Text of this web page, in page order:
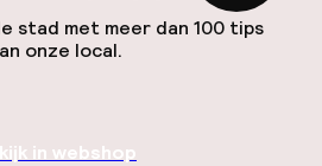
stad met meer dan 100 tips
onze local.
in webshop